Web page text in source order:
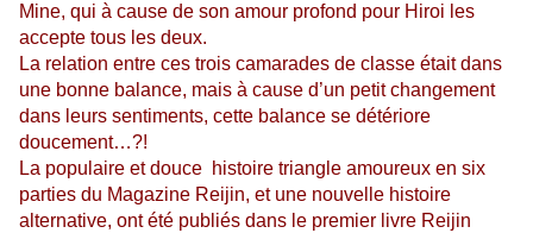
Mine, qui à cause de son amour profond pour Hiroi les
accepte tous les deux.
La relation entre ces trois camarades de classe était dans
une bonne balance, mais à cause d’un petit changement
dans leurs sentiments, cette balance se détériore
doucement…?!
La populaire et douce histoire triangle amoureux en six
parties du Magazine Reijin, et une nouvelle histoire
alternative, ont été publiés dans le premier livre Reijin